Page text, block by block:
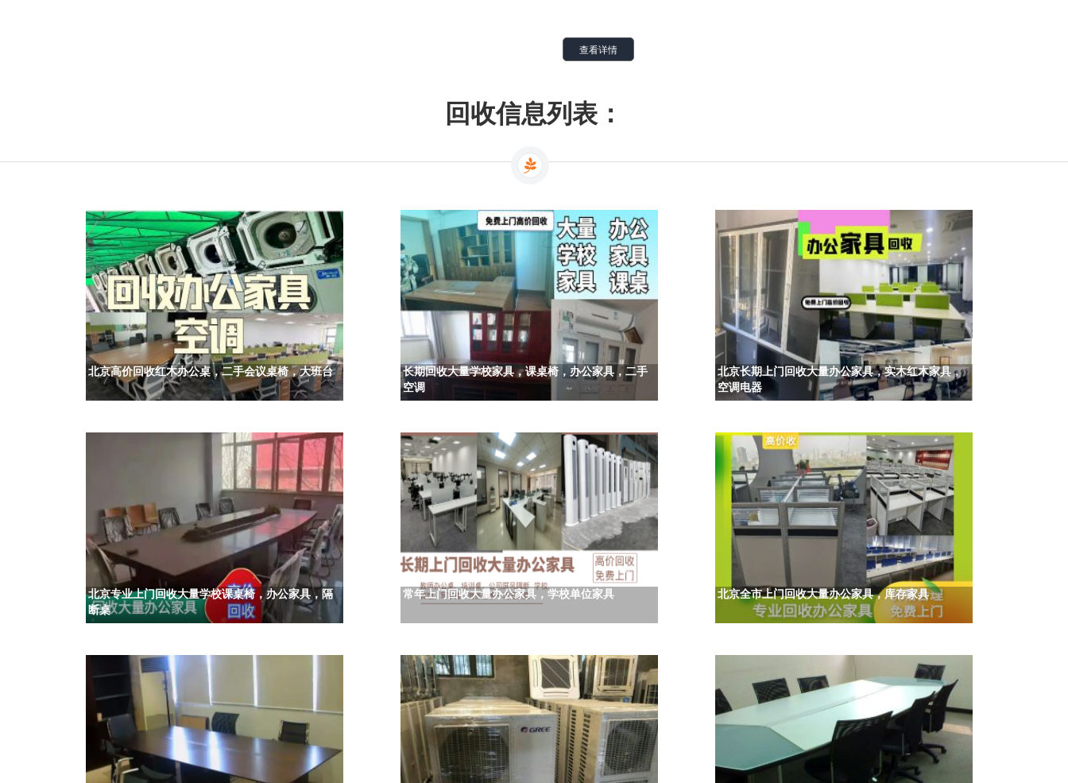
查看详情
回收信息列表：
北京高价回收红木办公桌，二手会议桌椅，大班台
长期回收大量学校家具，课桌椅，办公家具，二手
空调
北京长期上门回收大量办公家具，实木红木家具，
空调电器
北京专业上门回收大量学校课桌椅，办公家具，隔
断桌
常年上门回收大量办公家具，学校单位家具 北京全市上门回收大量办公家具，库存家具